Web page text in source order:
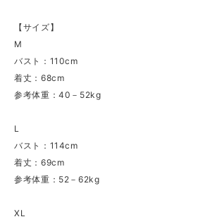
【サイズ】
M
バスト：110cm
着丈：68cm
参考体重：40－52kg
L
バスト：114cm
着丈：69cm
参考体重：52－62kg
XL